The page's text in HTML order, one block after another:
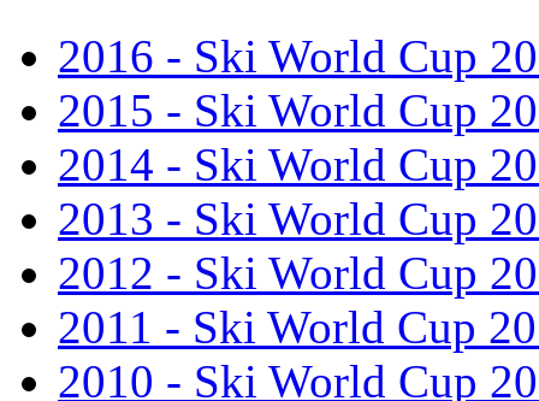
2016 - Ski World Cup
2015 - Ski World Cup
2014 - Ski World Cup
2013 - Ski World Cup
2012 - Ski World Cup
2011 - Ski World Cup
2010 - Ski World Cup